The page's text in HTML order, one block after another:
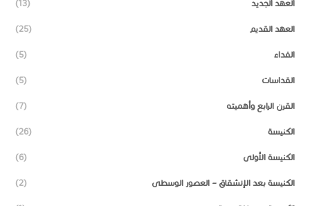
العهد الجديد (13)
العهد القديم (25)
الفداء (5)
القداسات (5)
القرن الرابع وأهميته (7)
الكنيسة (26)
الكنيسة الأولى (6)
الكنيسة بعد الإنشقاق – العصور الوسطى (2)